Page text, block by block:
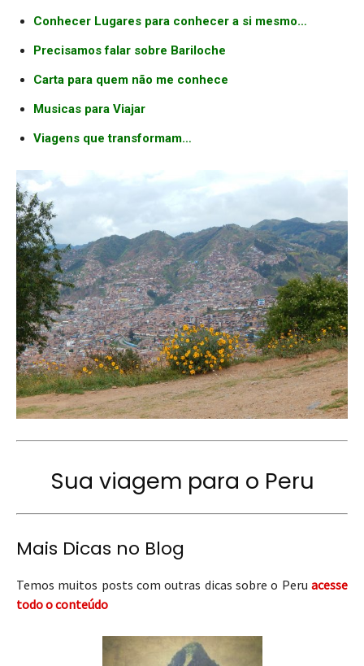
Conhecer Lugares para conhecer a si mesmo…
Precisamos falar sobre Bariloche
Carta para quem não me conhece
Musicas para Viajar
Viagens que transformam…
Sua viagem para o Peru
Mais Dicas no Blog
Temos muitos posts com outras dicas sobre o Peru acesse
todo o conteúdo